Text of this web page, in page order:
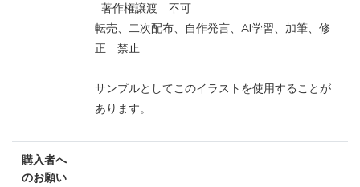
著作権譲渡 不可
転売、二次配布、自作発言、AI学習、加筆、修
正 禁止
サンプルとしてこのイラストを使用することが
あります。
購入者へ
のお願い